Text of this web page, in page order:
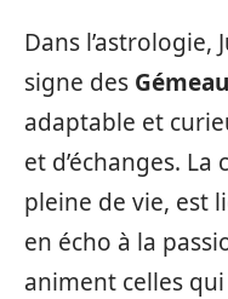
Dans l’astrologie,
signe des
adaptable et
et d’échanges.
pleine de vie, est
en écho à la
animent celles